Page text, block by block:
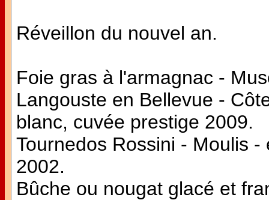
Réveillon du nouvel an.
Foie gras à l'armagnac -
Langouste en Bellevue -
blanc, cuvée prestige 2009.
Tournedos Rossini - Moulis
2002.
Bûche ou nougat glacé et